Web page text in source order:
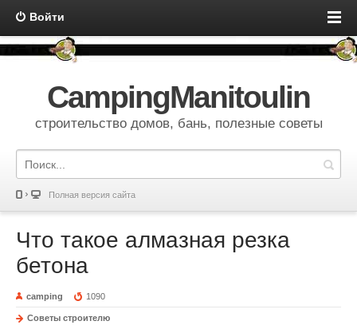
Войти
CampingManitoulin
строительство домов, бань, полезные советы
Полная версия сайта
Что такое алмазная резка
бетона
camping 1090
Советы строителю